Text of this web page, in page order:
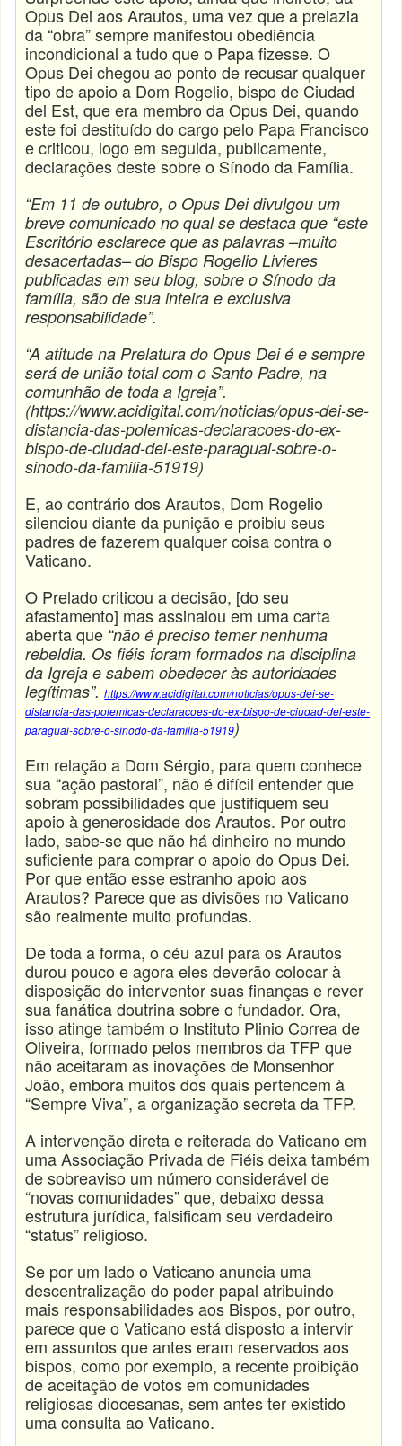
Opus Dei aos Arautos, uma vez que a prelazia
da “obra” sempre manifestou obediência
incondicional a tudo que o Papa fizesse. O
Opus Dei chegou ao ponto de recusar qualquer
tipo de apoio a Dom Rogelio, bispo de Ciudad
del Est, que era membro da Opus Dei, quando
este foi destituído do cargo pelo Papa Francisco
e criticou, logo em seguida, publicamente,
declarações deste sobre o Sínodo da Família.
“Em 11 de outubro, o Opus Dei divulgou um
breve comunicado no qual se destaca que “este
Escritório esclarece que as palavras –muito
desacertadas– do Bispo Rogelio Livieres
publicadas em seu blog, sobre o Sínodo da
família, são de sua inteira e exclusiva
responsabilidade”.
“A atitude na Prelatura do Opus Dei é e sempre
será de união total com o Santo Padre, na
comunhão de toda a Igreja”.
(https://www.acidigital.com/noticias/opus-dei-se-
distancia-das-polemicas-declaracoes-do-ex-
bispo-de-ciudad-del-este-paraguai-sobre-o-
sinodo-da-familia-51919)
E, ao contrário dos Arautos, Dom Rogelio
silenciou diante da punição e proibiu seus
padres de fazerem qualquer coisa contra o
Vaticano.
O Prelado criticou a decisão, [do seu
afastamento] mas assinalou em uma carta
aberta que “não é preciso temer nenhuma
rebeldia. Os fiéis foram formados na disciplina
da Igreja e sabem obedecer às autoridades
legítimas”.https://www.acidigital.com/noticias/opus-dei-se-
distancia-das-polemicas-declaracoes-do-ex-bispo-de-ciudad-del-este-
paraguai-sobre-o-sinodo-da-familia-51919)
Em relação a Dom Sérgio, para quem conhece
sua “ação pastoral”, não é difícil entender que
sobram possibilidades que justifiquem seu
apoio à generosidade dos Arautos. Por outro
lado, sabe-se que não há dinheiro no mundo
suficiente para comprar o apoio do Opus Dei.
Por que então esse estranho apoio aos
Arautos? Parece que as divisões no Vaticano
são realmente muito profundas.
De toda a forma, o céu azul para os Arautos
durou pouco e agora eles deverão colocar à
disposição do interventor suas finanças e rever
sua fanática doutrina sobre o fundador. Ora,
isso atinge também o Instituto Plinio Correa de
Oliveira, formado pelos membros da TFP que
não aceitaram as inovações de Monsenhor
João, embora muitos dos quais pertencem à
“Sempre Viva”, a organização secreta da TFP.
A intervenção direta e reiterada do Vaticano em
uma Associação Privada de Fiéis deixa também
de sobreaviso um número considerável de
“novas comunidades” que, debaixo dessa
estrutura jurídica, falsificam seu verdadeiro
“status” religioso.
Se por um lado o Vaticano anuncia uma
descentralização do poder papal atribuindo
mais responsabilidades aos Bispos, por outro,
parece que o Vaticano está disposto a intervir
em assuntos que antes eram reservados aos
bispos, como por exemplo, a recente proibição
de aceitação de votos em comunidades
religiosas diocesanas, sem antes ter existido
uma consulta ao Vaticano.